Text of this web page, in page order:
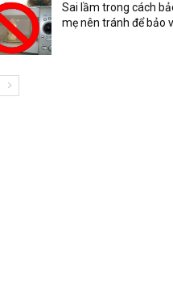
Sai lầm trong cách
mẹ nên tránh để bảo